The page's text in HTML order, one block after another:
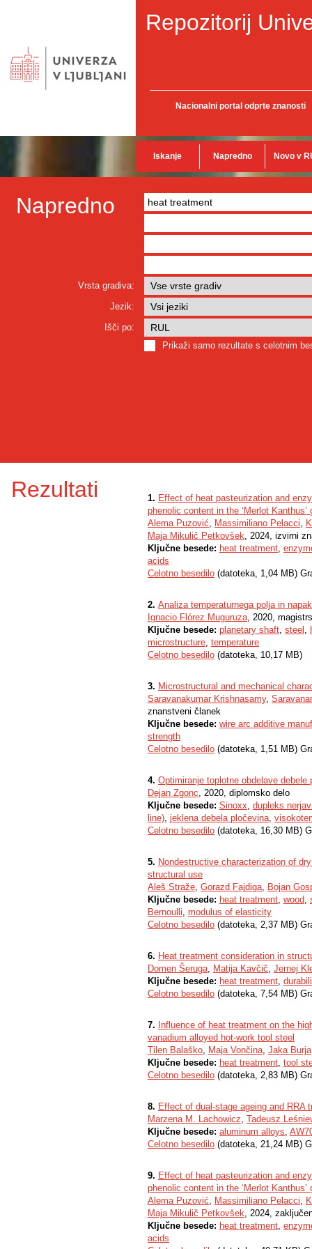
Repozitorij
Nacionalni portal odprte znanosti
Iskanje Napredno Novo v
Napredno
Vrsta gradiva:
Jezik:
Išči po:
Prikaži samo rezultate s celotnim
Rezultati 1. Effect of heat pasteurization and
phenolic content in the ‘Merlot Kanthus’
Alema Puzović, Massimiliano Pelacci,
Maja Mikulič Petkovšek, 2024, izvirni
Ključne besede: heat treatment,
acids
Celotno besedilo (datoteka, 1,04 MB)
2. Analiza temperaturnega polja in
Ignacio Flórez Muguruza, 2020,
Ključne besede: planetary shaft, steel ,
microstructure, temperature
Celotno besedilo (datoteka, 10,17 MB)
3. Microstructural and mechanical
Saravanakumar Krishnasamy,
znanstveni članek
Ključne besede: wire arc additive
strength
Celotno besedilo (datoteka, 1,51 MB)
4. Optimiranje toplotne obdelave
Dejan Zgonc, 2020, diplomsko delo
Ključne besede: Sinoxx, dupleks
line), jeklena debela pločevina,
Celotno besedilo (datoteka, 16,30 MB)
5. Nondestructive characterization of
structural use
Aleš Straže, Gorazd Fajdiga, Bojan
Ključne besede: heat treatment, wood,
Bernoulli, modulus of elasticity
Celotno besedilo (datoteka, 2,37 MB)
6. Heat treatment consideration in
Domen Šeruga, Matija Kavčič, Jernej
Ključne besede: heat treatment,
Celotno besedilo (datoteka, 7,54 MB)
7. Influence of heat treatment on the
vanadium alloyed hot-work tool steel
Tilen Balaško, Maja Vončina, Jaka Burja
Ključne besede: heat treatment, tool
Celotno besedilo (datoteka, 2,83 MB)
8. Effect of dual-stage ageing and RRA
Marzena M. Lachowicz, Tadeusz
Ključne besede: aluminum alloys,
Celotno besedilo (datoteka, 21,24 MB)
9. Effect of heat pasteurization and
phenolic content in the ‘Merlot Kanthus’
Alema Puzović, Massimiliano Pelacci,
Maja Mikulič Petkovšek, 2024,
Ključne besede: heat treatment,
acids